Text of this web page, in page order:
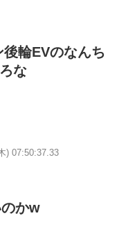
輪EVのなんち
な
) 07:50:37.33
かw